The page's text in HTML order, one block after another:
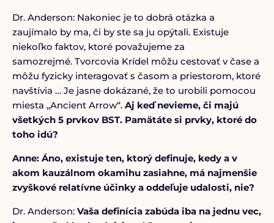
Dr. Anderson: Nakoniec je to dobrá otázka a
zaujímalo by ma, či by ste sa ju opýtali. Existuje
niekoľko faktov, ktoré považujeme za
samozrejmé. Tvorcovia Krídel môžu cestovať v čase a
môžu fyzicky interagovať s časom a priestorom, ktoré
navštívia … Je jasne dokázané, že to urobili pomocou
miesta „Ancient Arrow“. Aj keď nevieme, či majú
všetkých 5 prvkov BST. Pamätáte si prvky, ktoré do
toho idú?
Anne: Áno, existuje ten, ktorý definuje, kedy a v
akom kauzálnom okamihu zasiahne, má najmenšie
zvyškové relatívne účinky a oddeľuje udalosti, nie?
Dr. Anderson: Vaša definícia zabúda iba na jednu vec,